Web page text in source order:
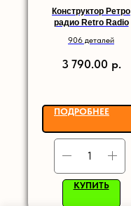
Конструктор Ретро
радио Retro Radio
906 деталей
3 790.00 р.
ПОДРОБНЕЕ
КУПИТЬ